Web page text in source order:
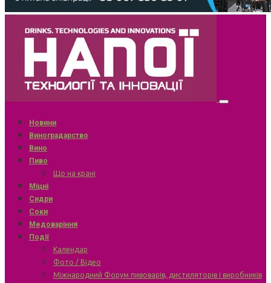
Новини
Виноградарство
Вино
Пиво
Що на крані
Міцні
Сидри
Соки
Медоваріння
Події
Календар
Фото / Відео
Міжнародний Форум пивоварів, дистиляторів і виробників